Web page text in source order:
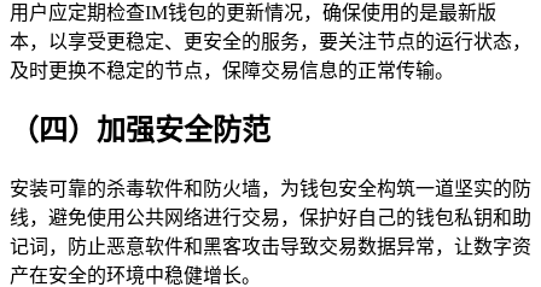
用户应定期检查IM钱包的更新情况，确保使用的是最新版
本，以享受更稳定、更安全的服务，要关注节点的运行状态，
及时更换不稳定的节点，保障交易信息的正常传输。
（四）加强安全防范
安装可靠的杀毒软件和防火墙，为钱包安全构筑一道坚实的防
线，避免使用公共网络进行交易，保护好自己的钱包私钥和助
记词，防止恶意软件和黑客攻击导致交易数据异常，让数字资
产在安全的环境中稳健增长。